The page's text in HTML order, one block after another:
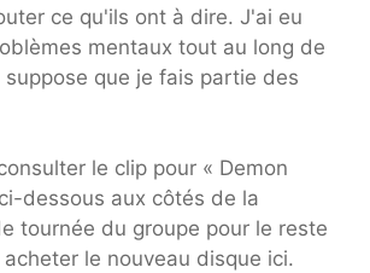
ce qu'ils ont à dire. J'ai eu
mentaux tout au long de
suppose que je fais partie des
le clip pour « Demon
dessous aux côtés de la
tournée du groupe pour le reste
le nouveau disque ici.